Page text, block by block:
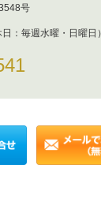
号
：毎週水曜・日曜日）